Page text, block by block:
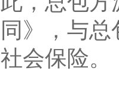
同》，与
社会保险。